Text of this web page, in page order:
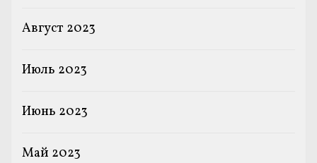
Август 2023
Июль 2023
Июнь 2023
Май 2023